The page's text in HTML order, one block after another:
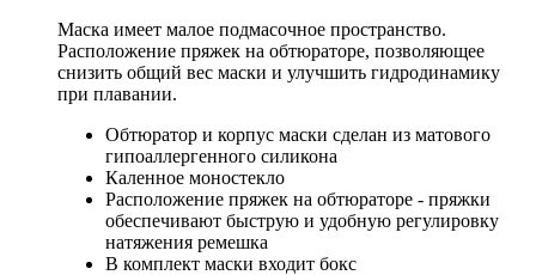
Маска имеет малое подмасочное пространство.
Расположение пряжек на обтюраторе, позволяющее
снизить общий вес маски и улучшить гидродинамику
при плавании.
Обтюратор и корпус маски сделан из матового
гипоаллергенного силикона
Каленное моностекло
Расположение пряжек на обтюраторе - пряжки
обеспечивают быструю и удобную регулировку
натяжения ремешка
В комплект маски входит бокс